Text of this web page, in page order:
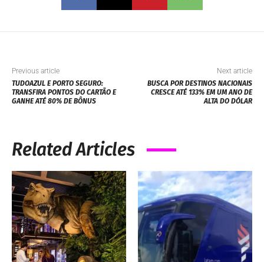
Previous article
TUDOAZUL E PORTO SEGURO:
TRANSFIRA PONTOS DO CARTÃO E
GANHE ATÉ 80% DE BÔNUS
Next article
BUSCA POR DESTINOS NACIONAIS
CRESCE ATÉ 133% EM UM ANO DE
ALTA DO DÓLAR
Related Articles